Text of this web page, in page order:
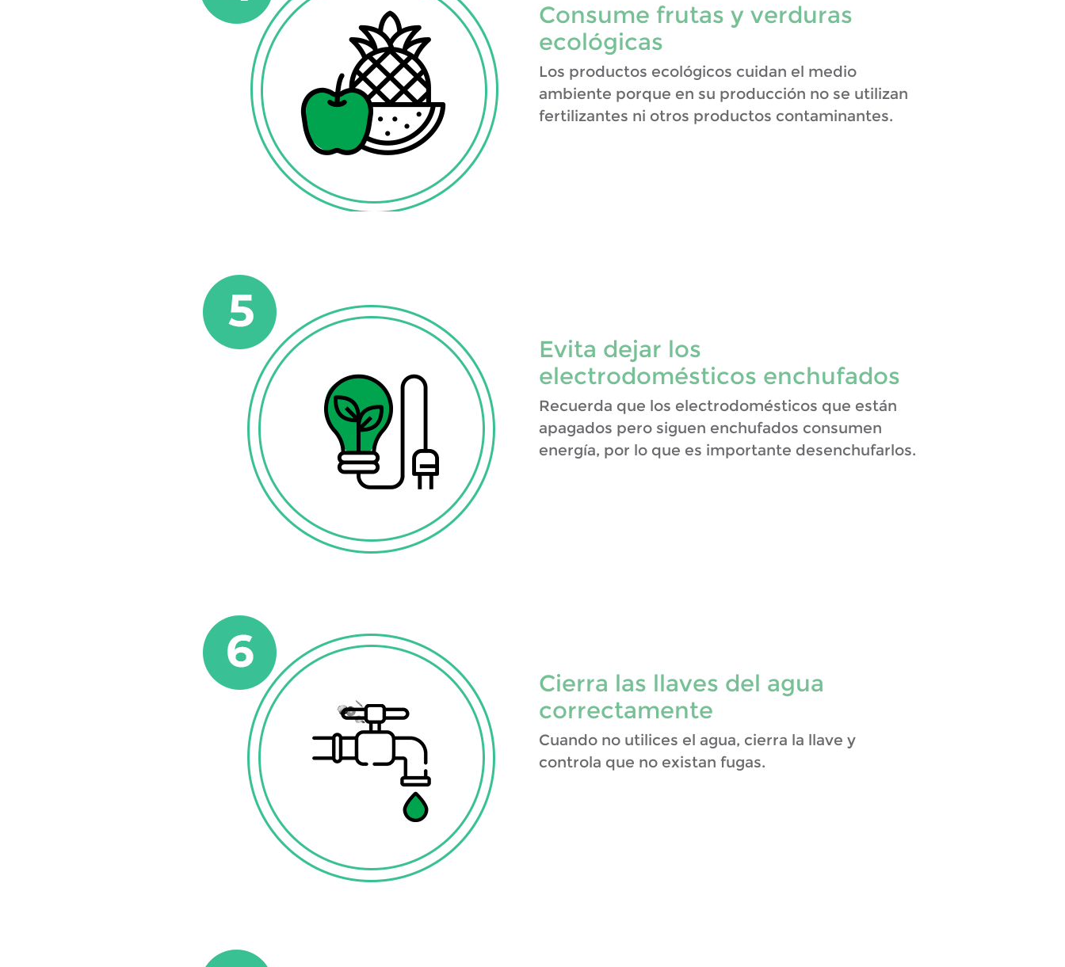
Consume frutas y verduras
ecológicas
Los productos ecológicos cuidan el medio
ambiente porque en su producción no se utilizan
fertilizantes ni otros productos contaminantes.
Evita dejar los
electrodomésticos enchufados
Recuerda que los electrodomésticos que están
apagados pero siguen enchufados consumen
energía, por lo que es importante desenchufarlos.
Cierra las llaves del agua
correctamente
Cuando no utilices el agua, cierra la llave y
controla que no existan fugas.